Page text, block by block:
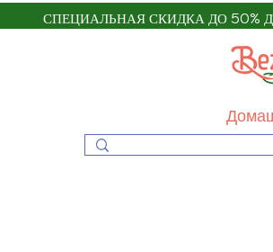
СПЕЦИАЛЬНАЯ СКИДКА ДО